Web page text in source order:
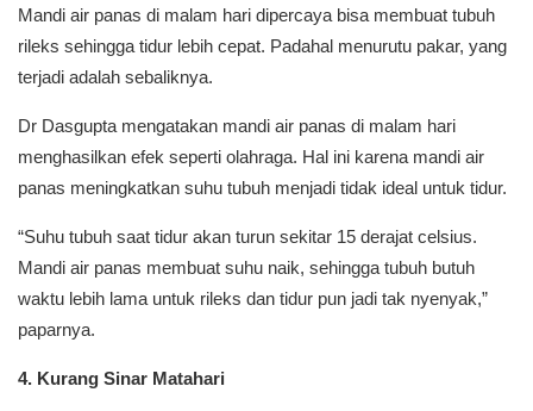
Mandi air panas di malam hari dipercaya bisa membuat tubuh
rileks sehingga tidur lebih cepat. Padahal menurutu pakar, yang
terjadi adalah sebaliknya.
Dr Dasgupta mengatakan mandi air panas di malam hari
menghasilkan efek seperti olahraga. Hal ini karena mandi air
panas meningkatkan suhu tubuh menjadi tidak ideal untuk tidur.
“Suhu tubuh saat tidur akan turun sekitar 15 derajat celsius.
Mandi air panas membuat suhu naik, sehingga tubuh butuh
waktu lebih lama untuk rileks dan tidur pun jadi tak nyenyak,”
paparnya.
4. Kurang Sinar Matahari